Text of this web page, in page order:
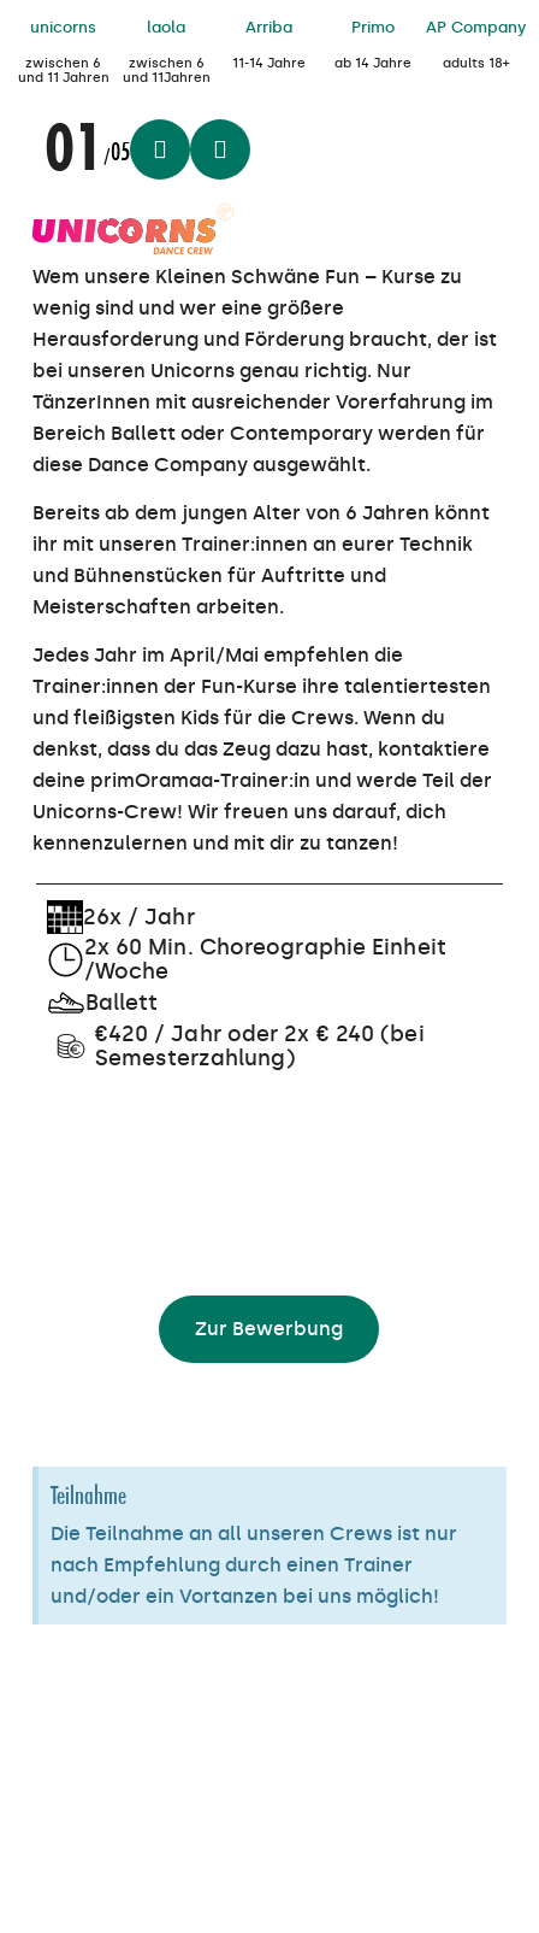
unicorns
zwischen 6
und 11 Jahren
laola
zwischen 6
und 11Jahren
Arriba
11-14 Jahre
Primo
ab 14 Jahre
AP Company
adults 18+
01/05
Wem unsere Kleinen Schwäne Fun – Kurse zu
wenig sind und wer eine größere
Herausforderung und Förderung braucht, der ist
bei unseren Unicorns genau richtig. Nur
TänzerInnen mit ausreichender Vorerfahrung im
Bereich Ballett oder Contemporary werden für
diese Dance Company ausgewählt.
Bereits ab dem jungen Alter von 6 Jahren könnt
ihr mit unseren Trainer:innen an eurer Technik
und Bühnenstücken für Auftritte und
Meisterschaften arbeiten.
Jedes Jahr im April/Mai empfehlen die
Trainer:innen der Fun-Kurse ihre talentiertesten
und fleißigsten Kids für die Crews. Wenn du
denkst, dass du das Zeug dazu hast, kontaktiere
deine primOramaa-Trainer:in und werde Teil der
Unicorns-Crew! Wir freuen uns darauf, dich
kennenzulernen und mit dir zu tanzen!
26x / Jahr
2x 60 Min. Choreographie Einheit
/Woche
Ballett
€420 / Jahr oder 2x € 240 (bei
Semesterzahlung)
Zur Bewerbung
Teilnahme
Die Teilnahme an all unseren Crews ist nur
nach Empfehlung durch einen Trainer
und/oder ein Vortanzen bei uns möglich!